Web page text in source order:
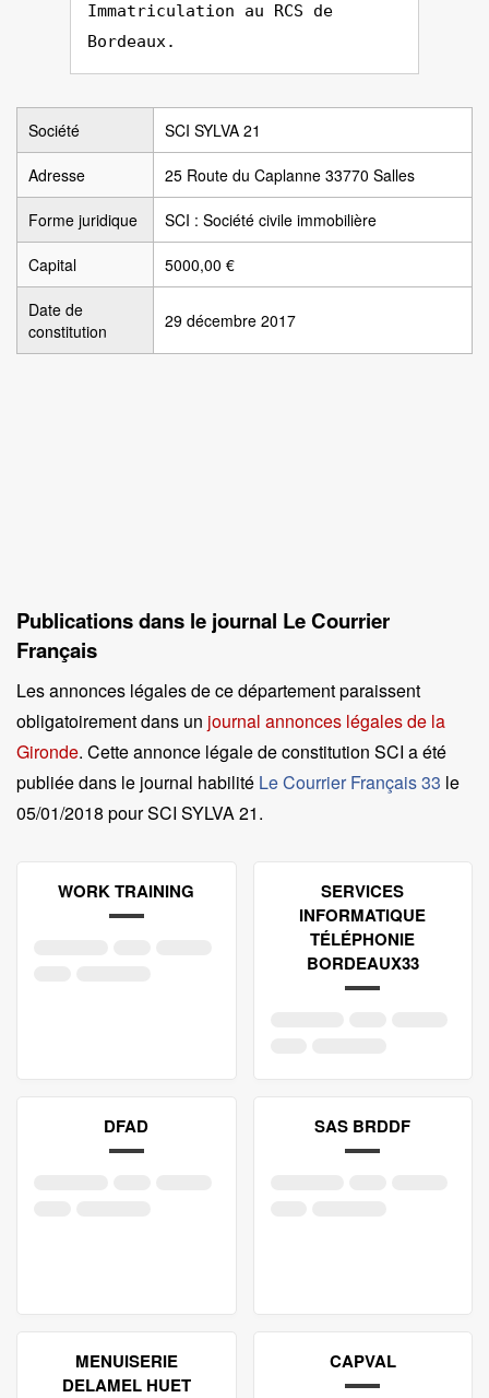
Immatriculation au RCS de
Bordeaux.
Société SCI SYLVA 21
Adresse 25 Route du Caplanne 33770 Salles
Forme juridique SCI : Société civile immobilière
Capital 5000,00 €
Date de
constitution
29 décembre 2017
Publications dans le journal Le Courrier
Français
Les annonces légales de ce département paraissent
obligatoirement dans un journal annonces légales de la
Gironde. Cette annonce légale de constitution SCI a été
publiée dans le journal habilité Le Courrier Français 33 le
05/01/2018 pour SCI SYLVA 21.
WORK TRAINING
SERVICES
INFORMATIQUE
TÉLÉPHONIE
BORDEAUX33
DFAD SAS BRDDF
MENUISERIE
DELAMEL HUET
CAPVAL